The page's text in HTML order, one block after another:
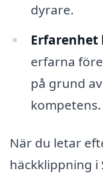
dyrare.
Erfarenhet
erfarna
på grund
kompetens.
När du letar
häckklippning i